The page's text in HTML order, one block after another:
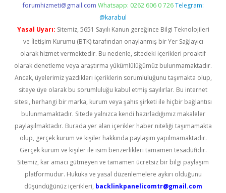
forumhizmeti@gmail.com Whatsapp: 0262 606 0 726 Telegram:
@karabul
Yasal Uyarı: Sitemiz, 5651 Sayılı Kanun gereğince Bilgi Teknolojileri
ve İletişim Kurumu (BTK) tarafından onaylanmış bir Yer Sağlayıcı
olarak hizmet vermektedir. Bu nedenle, sitedeki içerikleri proaktif
olarak denetleme veya araştırma yükümlülüğümüz bulunmamaktadır.
Ancak, üyelerimiz yazdıkları içeriklerin sorumluluğunu taşımakta olup,
siteye üye olarak bu sorumluluğu kabul etmiş sayılırlar. Bu internet
sitesi, herhangi bir marka, kurum veya şahıs şirketi ile hiçbir bağlantısı
bulunmamaktadır. Sitede yalnızca kendi hazırladığımız makaleler
paylaşılmaktadır. Burada yer alan içerikler haber niteliği taşımamakta
olup, gerçek kurum ve kişiler hakkında paylaşım yapılmamaktadır.
Gerçek kurum ve kişiler ile isim benzerlikleri tamamen tesadüfidir.
Sitemiz, kar amacı gütmeyen ve tamamen ücretsiz bir bilgi paylaşım
platformudur. Hukuka ve yasal düzenlemelere aykırı olduğunu
düşündüğünüz içerikleri, backlinkpanelicomtr@gmail.com